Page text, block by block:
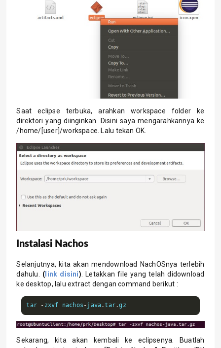
Saat eclipse terbuka, arahkan workspace folder ke
direktori yang diinginkan. Disini saya mengarahkannya ke
/home/[user]/workspace. Lalu tekan OK.
Instalasi Nachos
Selanjutnya, kita akan mendownload NachOSnya terlebih
dahulu. ( link disini) . Letakkan file yang telah didownload
ke desktop, lalu extract dengan command berikut :
tar - zxvf nachos -java.tar.gz
Sekarang, kita akan kembali ke eclipsenya. Buatlah